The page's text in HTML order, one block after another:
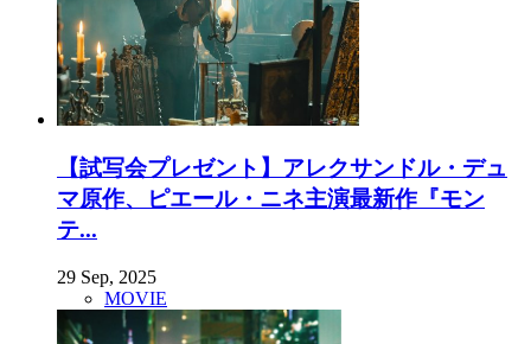
【試写会プレゼント】アレクサンドル・デュ
マ原作、ピエール・ニネ主演最新作『モン
テ...
29 Sep, 2025
MOVIE